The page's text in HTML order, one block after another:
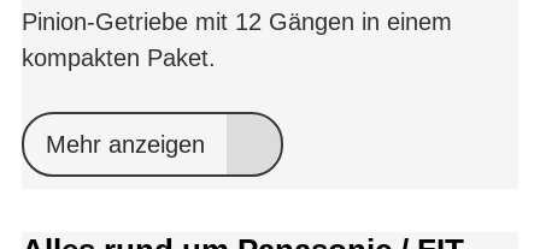
Pinion-Getriebe mit 12 Gängen in einem
kompakten Paket.
Mehr anzeigen